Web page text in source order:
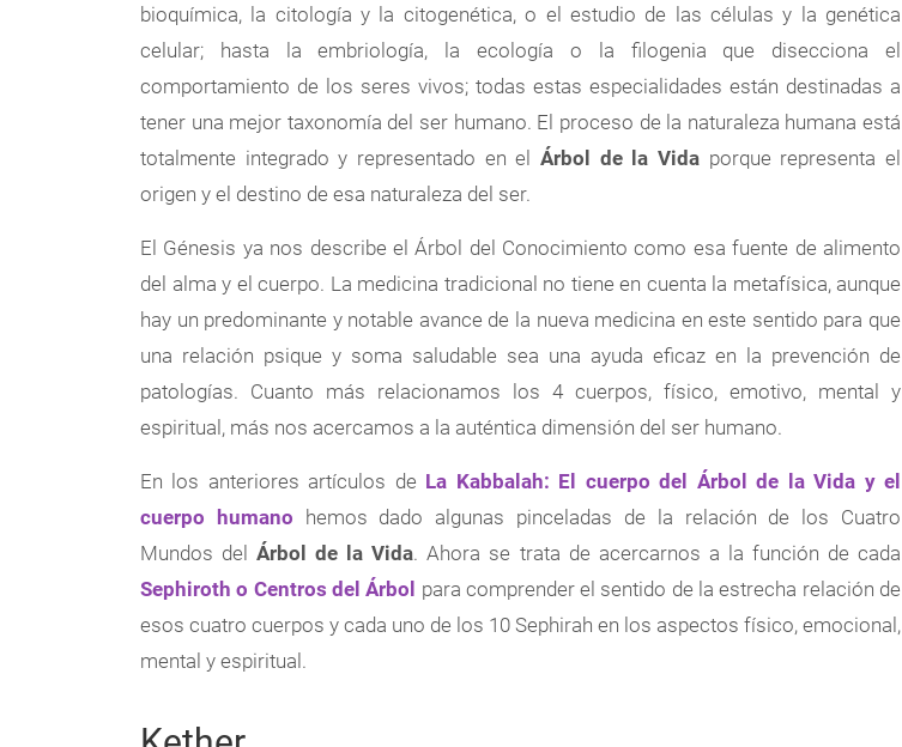
bioquímica, la citología y la citogenética, o el estudio de las células y la genética
celular; hasta la embriología, la ecología o la filogenia que disecciona el
comportamiento de los seres vivos; todas estas especialidades están destinadas a
tener una mejor taxonomía del ser humano. El proceso de la naturaleza humana está
totalmente integrado y representado en el Árbol de la Vida porque representa el
origen y el destino de esa naturaleza del ser.
El Génesis ya nos describe el Árbol del Conocimiento como esa fuente de alimento
del alma y el cuerpo. La medicina tradicional no tiene en cuenta la metafísica, aunque
hay un predominante y notable avance de la nueva medicina en este sentido para que
una relación psique y soma saludable sea una ayuda eficaz en la prevención de
patologías. Cuanto más relacionamos los 4 cuerpos, físico, emotivo, mental y
espiritual, más nos acercamos a la auténtica dimensión del ser humano.
En los anteriores artículos de La Kabbalah: El cuerpo del Árbol de la Vida y el
cuerpo humano hemos dado algunas pinceladas de la relación de los Cuatro
Mundos delÁrbol de la Vida. Ahora se trata de acercarnos a la función de cada
Sephiroth o Centros del Árbol para comprender el sentido de la estrecha relación de
esos cuatro cuerpos y cada uno de los 10 Sephirah en los aspectos físico, emocional,
mental y espiritual.